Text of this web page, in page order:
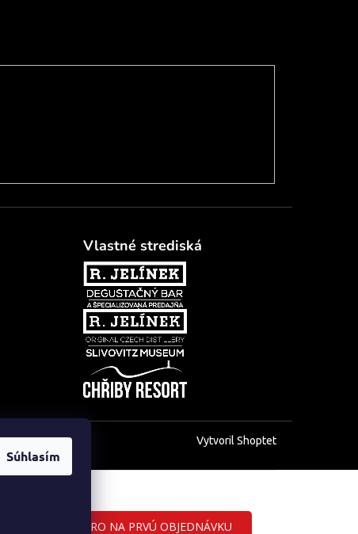
Súhlasím
Vlastné strediská
Vytvoril Shoptet
ZĽAVA 5 EURO NA PRVÚ OBJEDNÁVKU